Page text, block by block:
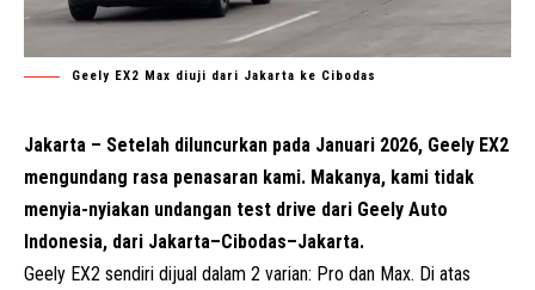
Geely EX2 Max diuji dari Jakarta ke Cibodas
Jakarta – Setelah diluncurkan pada Januari 2026, Geely EX2
mengundang rasa penasaran kami. Makanya, kami tidak
menyia-nyiakan undangan test drive dari Geely Auto
Indonesia, dari Jakarta–Cibodas–Jakarta.
Geely EX2 sendiri dijual dalam 2 varian: Pro dan Max. Di atas